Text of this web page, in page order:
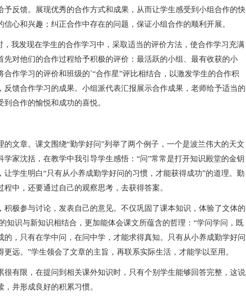
予反馈。展现优秀的合作方式和成果，从而让学生感受到小组合作的快
心和兴趣；纠正合作中存在的问题，保证小组合作的顺利开展。
我发现在学生的合作学习中，采取适当的评价方法，使合作学习充满
先对他们的合作过程给予积极的评价：最活跃的小组、最有收获的小
作学习的评价和班级的`“合作星”评比相结合，以激发学生的合作积
反馈合作学习的成果。小组派代表汇报展示合作成果，老师给予适当的
合作的愉悦和成功的喜悦。
章。课文围绕“勤学好问”列举了两个例子，一个是波兰伟大的天文
家沈括，在教学中我引导学生感悟：“问”常常是打开知识殿堂的金钥
让学生明白“只有从小养成勤学好问的习惯，才能获得成功”的道理。勤
中，还要通过自己的观察思考，去获得答案。
极参与讨论，发表自己的意见。不仅巩固了课本知识，体验了文体的
知识与新知识相结合，更加能体会课文所蕴含的哲理：“学问学问，既
的，只有在学中问，在问中学，才能求得真知。只有从小养成勤学好问
远。”学生领会了文章的主旨，再联系实际生活，才能学以至用。
有限，在提问到相关课外知识时，只有个别学生能够回答完整，这说
并形成良好的积累习惯。